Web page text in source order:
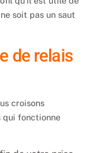
soit pas un saut
de relais
croisons
qui fonctionne